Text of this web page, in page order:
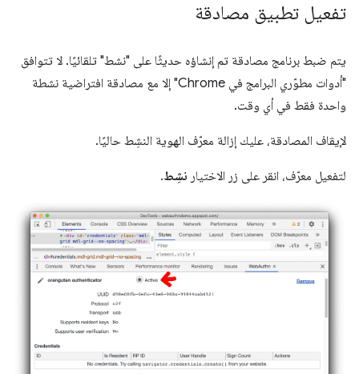
تفعيل تطبيق مصادقة
يتم ضبط برنامج مصادقة تم إنشاؤه حديثًا على "نشط" تلقائيًا. لا تتوافق
"أدوات مطوّري البرامج في Chrome" إلا مع مصادقة افتراضية نشطة
واحدة فقط في أي وقت.
لإيقاف المصادقة، عليك إزالة معرّف الهوية النشِط حاليًا.
لتفعيل معرّف، انقر على زر الاختيار نشِط.